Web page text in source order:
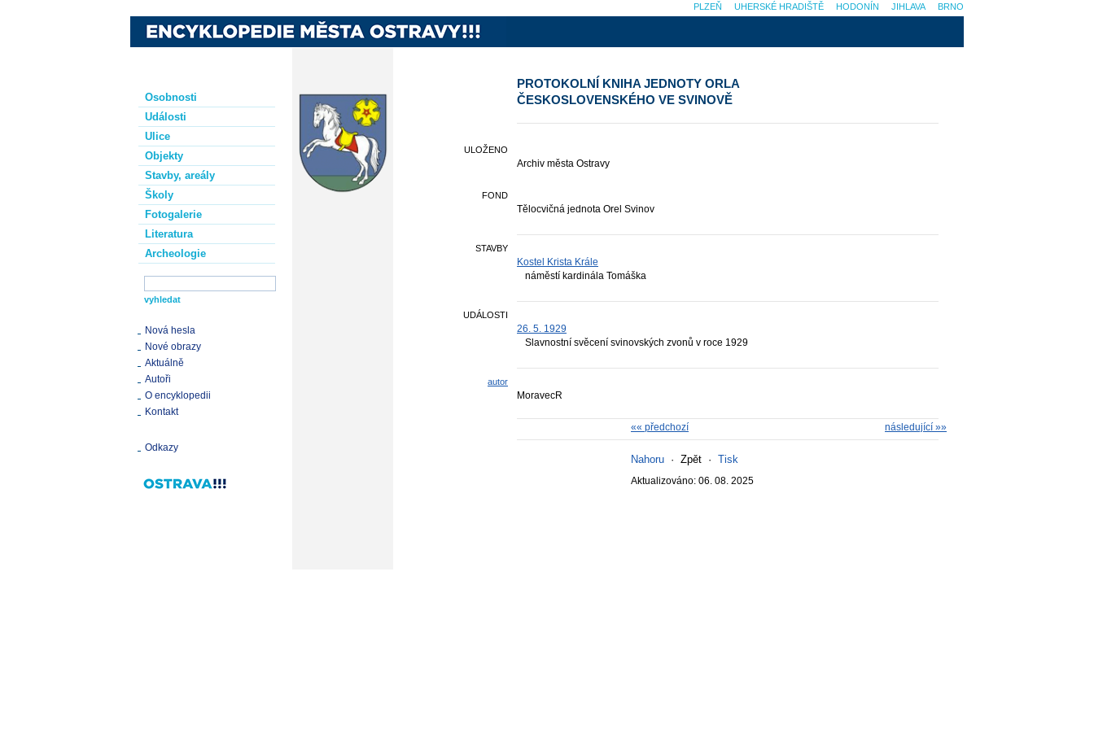
Osobnosti
Události
Ulice
Objekty
Stavby, areály
Školy
Fotogalerie
Literatura
Archeologie
Nová hesla
Nové obrazy
Aktuálně
Autoři
O encyklopedii
Kontakt
Odkazy
PROTOKOLNÍ KNIHA JEDNOTY ORLA
ČESKOSLOVENSKÉHO VE SVINOVĚ
ULOŽENO
Archiv města Ostravy
FOND
Tělocvičná jednota Orel Svinov
STAVBY
Kostel Krista Krále
náměstí kardinála Tomáška
UDÁLOSTI
26. 5. 1929
Slavnostní svěcení svinovských zvonů v roce 1929
autor
MoravecR
následující »»
«« předchozí
Nahoru · Zpět · Tisk
Aktualizováno: 06. 08. 2025
BRNO
JIHLAVA
HODONÍN
UHERSKÉ HRADIŠTĚ
PLZEŇ